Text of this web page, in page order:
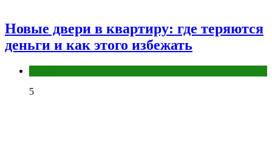
Новые двери в квартиру: где теряются
деньги и как этого избежать
5